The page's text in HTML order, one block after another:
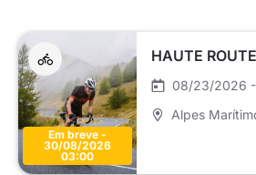
Em breve -
30/08/2026
03:00
HAUTE
08/23/2026
Alpes